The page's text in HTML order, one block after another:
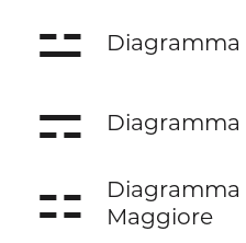
⚍ Diagramma
⚎
⚏
Diagramma
Maggiore